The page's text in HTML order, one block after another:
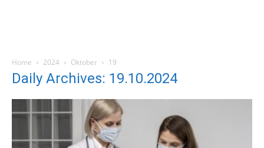
Home 2024 Oktober 19
Daily Archives: 19.10.2024